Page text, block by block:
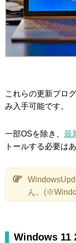
これらの更新プロ
み入手可能です。
一部OSを除き、 最
トールする必要は
ん。
Windows 11